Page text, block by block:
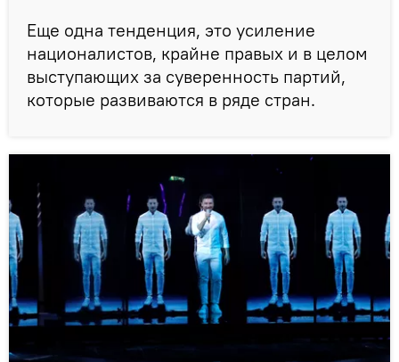
Еще одна тенденция, это усиление
националистов, крайне правых и в целом
выступающих за суверенность партий,
которые развиваются в ряде стран.